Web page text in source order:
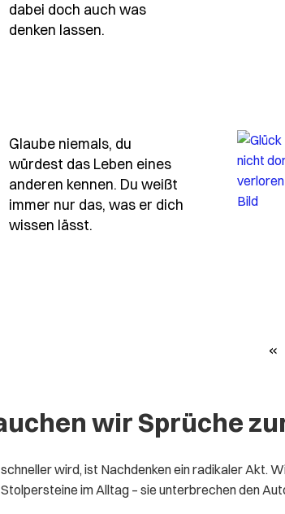
dabei doch auch was
denken lassen.
Glaube niemals, du
würdest das Leben eines
anderen kennen. Du weißt
immer nur das, was er dich
wissen lässt.
«
wir Sprüche
wird, ist Nachdenken ein radikaler Akt.
im Alltag – sie unterbrechen den